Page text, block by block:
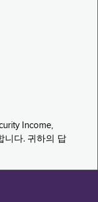
Income,
니다. 귀하의 답